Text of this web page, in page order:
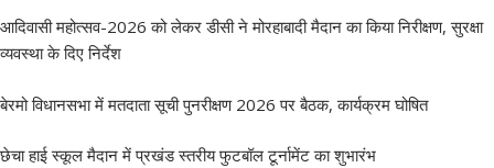
आदिवासी महोत्सव-2026 को लेकर डीसी ने मोरहाबादी मैदान का किया निरीक्षण, सुरक्षा
व्यवस्था के दिए निर्देश
बेरमो विधानसभा में मतदाता सूची पुनरीक्षण 2026 पर बैठक, कार्यक्रम घोषित
छेचा हाई स्कूल मैदान में प्रखंड स्तरीय फुटबॉल टूर्नामेंट का शुभारंभ